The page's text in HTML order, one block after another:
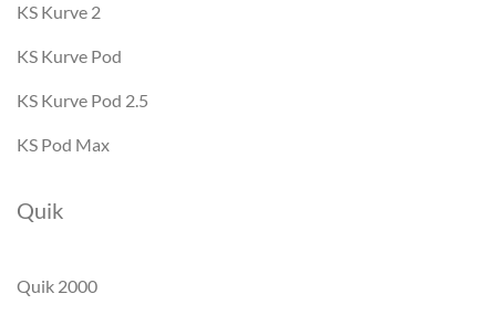
KS Kurve 2
KS Kurve Pod
KS Kurve Pod 2.5
KS Pod Max
Quik
Quik 2000